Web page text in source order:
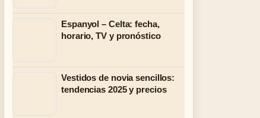
Espanyol – Celta: fecha,
horario, TV y pronóstico
Vestidos de novia sencillos:
tendencias 2025 y precios